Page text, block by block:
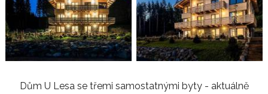
Dům U Lesa se třemi samostatnými byty - aktuálně